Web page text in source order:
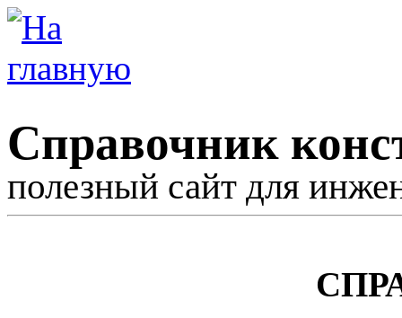
Справочник
полезный сайт для